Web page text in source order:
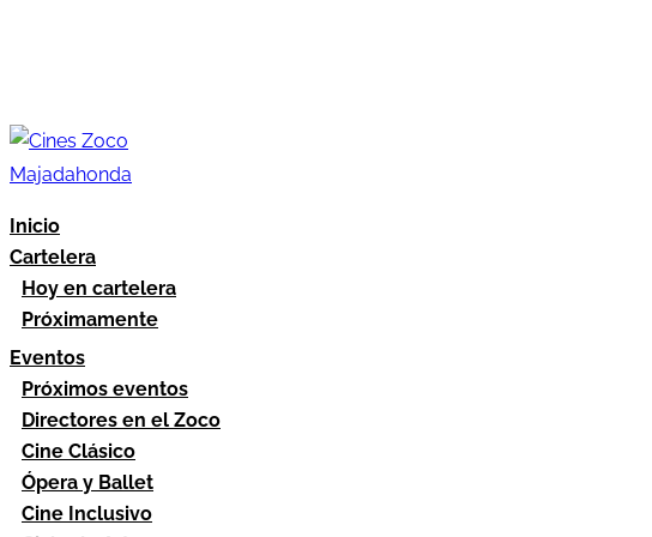
Inicio
Cartelera
Hoy en cartelera
Próximamente
Eventos
Próximos eventos
Directores en el Zoco
Cine Clásico
Ópera y Ballet
Cine Inclusivo